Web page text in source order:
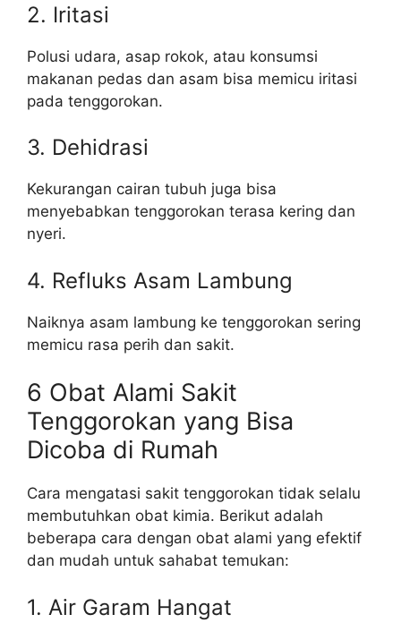
2. Iritasi
Polusi udara, asap rokok, atau konsumsi
makanan pedas dan asam bisa memicu iritasi
pada tenggorokan.
3. Dehidrasi
Kekurangan cairan tubuh juga bisa
menyebabkan tenggorokan terasa kering dan
nyeri.
4. Refluks Asam Lambung
Naiknya asam lambung ke tenggorokan sering
memicu rasa perih dan sakit.
6 Obat Alami Sakit
Tenggorokan yang Bisa
Dicoba di Rumah
Cara mengatasi sakit tenggorokan tidak selalu
membutuhkan obat kimia. Berikut adalah
beberapa cara dengan obat alami yang efektif
dan mudah untuk sahabat temukan:
1. Air Garam Hangat